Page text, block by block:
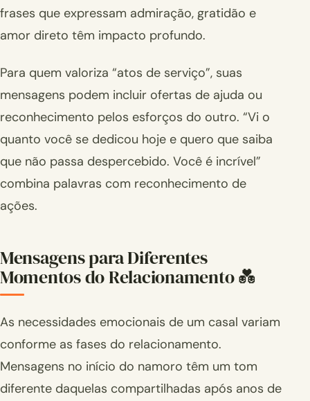
frases que expressam admiração, gratidão e
amor direto têm impacto profundo.
Para quem valoriza “atos de serviço”, suas
mensagens podem incluir ofertas de ajuda ou
reconhecimento pelos esforços do outro. “Vi o
quanto você se dedicou hoje e quero que saiba
que não passa despercebido. Você é incrível”
combina palavras com reconhecimento de
ações.
Mensagens para Diferentes
Momentos do Relacionamento 💑
As necessidades emocionais de um casal variam
conforme as fases do relacionamento.
Mensagens no início do namoro têm um tom
diferente daquelas compartilhadas após anos de